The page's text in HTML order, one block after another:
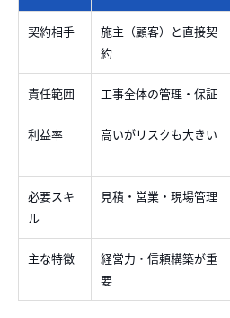
契約相手
施主（顧客）と直接契
約
責任範囲 工事全体の管理・保証
利益率 高いがリスクも大きい
必要スキ
ル
見積・営業・現場管理
主な特徴
経営力・信頼構築が重
要